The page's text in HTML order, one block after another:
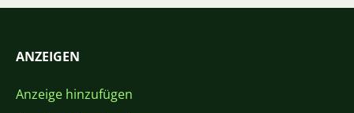
ANZEIGEN
Anzeige hinzufügen